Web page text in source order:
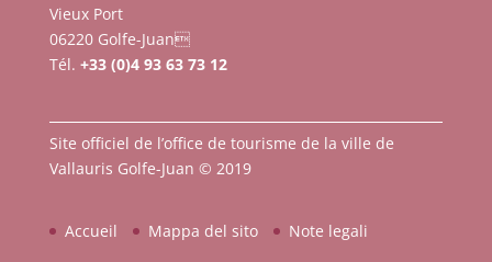
Vieux Port
06220 Golfe-Juan
Tél. +33 (0)4 93 63 73 12
Site officiel de l’office de tourisme de la ville de
Vallauris Golfe-Juan © 2019
Accueil Mappa del sito Note legali